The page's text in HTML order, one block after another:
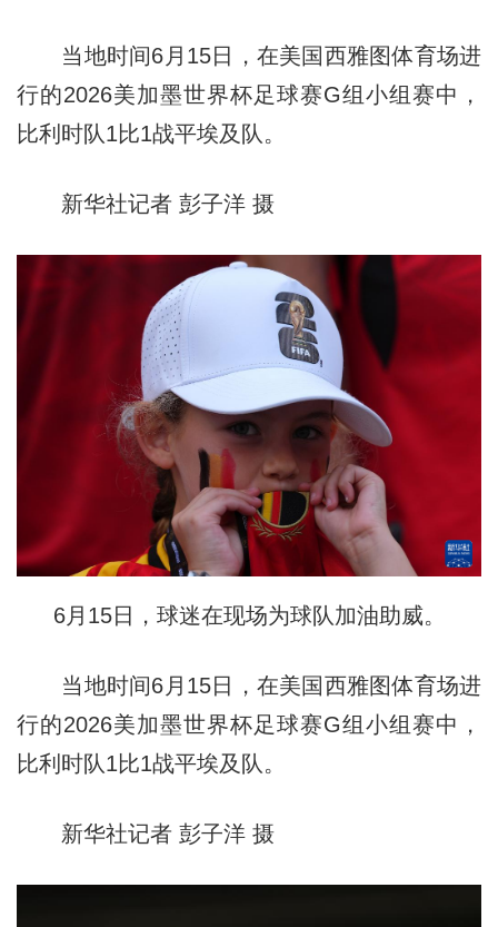
当地时间6月15日，在美国西雅图体育场进
行的2026美加墨世界杯足球赛G组小组赛中，
比利时队1比1战平埃及队。
新华社记者 彭子洋 摄
6月15日，球迷在现场为球队加油助威。
当地时间6月15日，在美国西雅图体育场进
行的2026美加墨世界杯足球赛G组小组赛中，
比利时队1比1战平埃及队。
新华社记者 彭子洋 摄